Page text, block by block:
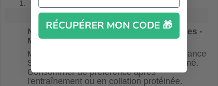
Notice deNitro-Tech Performance Series -
Muscletech
Mélange une dose de Nitro-Tech Performance
Series à 150-200ml d'eau ou de lait écrémé.
Consommer de préférence après
l'entraînement ou en collation protéinée.
RÉCUPÉRER MON CODE 🎁